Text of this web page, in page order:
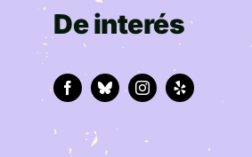
De interés